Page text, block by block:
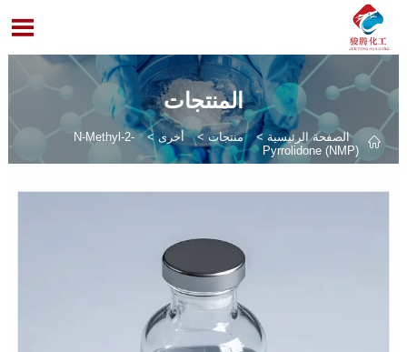

المنتجات
 الصفحة الرئيسية > منتجات> أخرى>
N-Methyl-2-
Pyrrolidone (NMP)